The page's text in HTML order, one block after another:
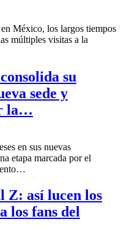
México, los largos tiempos
múltiples visitas a la
su
sede y
la…
en sus nuevas
etapa marcada por el
…
Z: así lucen los
los fans del